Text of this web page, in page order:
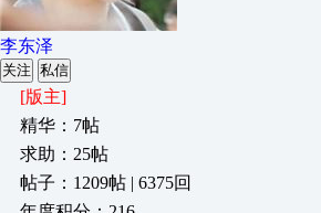
李东泽
关注 私信
[版主]
精华：7帖
求助：25帖
帖子：1209帖 | 6375回